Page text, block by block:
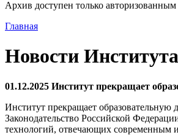
Архив доступен только авторизованным
Главная
Новости Института
01.12.2025 Институт прекращает
Институт прекращает образовательную
Законодательство Российской
технологий, отвечающих современным